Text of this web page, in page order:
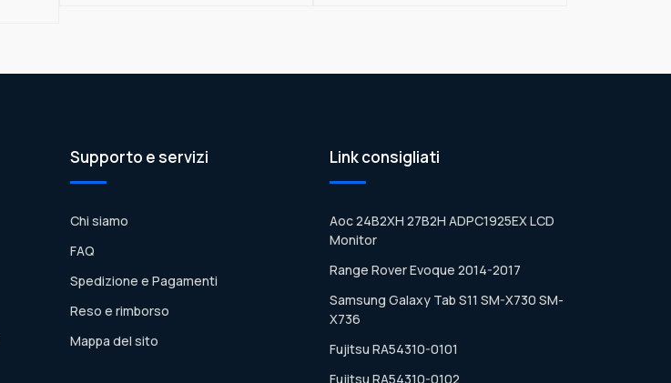
Supporto e servizi
Chi siamo
FAQ
Spedizione e Pagamenti
Reso e rimborso
Mappa del sito
Link consigliati
Aoc 24B2XH 27B2H ADPC1925EX LCD
Monitor
Range Rover Evoque 2014-2017
Samsung Galaxy Tab S11 SM-X730 SM-
X736
Fujitsu RA54310-0101
Fujitsu RA54310-0102